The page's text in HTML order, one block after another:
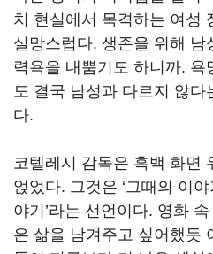
치 현실에서 목격하는 여성
실망스럽다. 생존을 위해 남
력욕을 내뿜기도 하니까. 욕
도 결국 남성과 다르지 않
다.
코텔레시 감독은 흑백 화면
얹었다. 그것은 ‘그때의 이야
야기’라는 선언이다. 영화
은 삶을 남겨주고 싶어했듯